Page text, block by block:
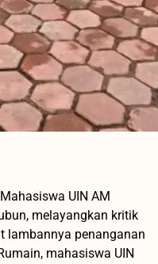
UIN AM
melayangkan kritik
lambannya penanganan
mahasiswa UIN